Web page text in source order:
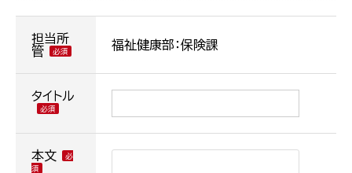
担当所
管
福祉健康部：保険課
タイトル
本文